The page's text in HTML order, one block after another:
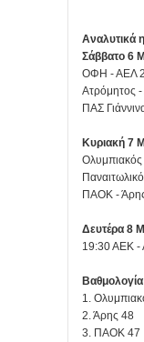
Αναλυτικά
Σάββατο 6
ΟΦΗ - ΑΕΛ
Ατρόμητος
ΠΑΣ
Κυριακή 7
ΠΑΟΚ -
Δευτέρα 8
19:30 ΑΕΚ -
Βαθμολογία
1.
2. Άρης 48
3. ΠΑΟΚ 47